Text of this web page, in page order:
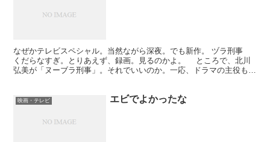
なぜかテレビスペシャル。当然ながら深夜。でも新作。 ヅラ刑事
くだらなすぎ。とりあえず、録画。見るのかよ。 ところで、北川
弘美が「ヌーブラ刑事」。それでいいのか。一応、ドラマの主役も張
映画・テレビ エビでよかったな